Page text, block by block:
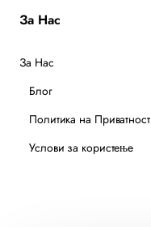
За Нас
За Нас
Блог
Политика на Приватност
Услови за користење